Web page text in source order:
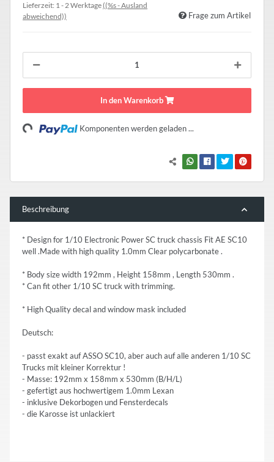
Lieferzeit: 1 - 2 Werktage((%s - Ausland
abweichend))
Frage zum Artikel
In den Warenkorb
Komponenten werden geladen ...
Beschreibung
* Design for 1/10 Electronic Power SC truck chassis Fit AE SC10
well .Made with high quality 1.0mm Clear polycarbonate .
* Body size width 192mm , Height 158mm , Length 530mm .
* Can fit other 1/10 SC truck with trimming.
* High Quality decal and window mask included
Deutsch:
- passt exakt auf ASSO SC10, aber auch auf alle anderen 1/10 SC
Trucks mit kleiner Korrektur !
- Masse: 192mm x 158mm x 530mm (B/H/L)
- gefertigt aus hochwertigem 1.0mm Lexan
- inklusive Dekorbogen und Fensterdecals
- die Karosse ist unlackiert